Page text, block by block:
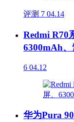
评测 7 04.14
Redmi R70
6300mAh
6 04.12
华为Pura